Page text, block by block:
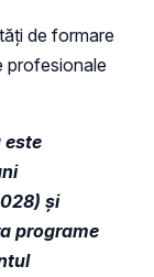
de formare
profesionale
este
și
programe